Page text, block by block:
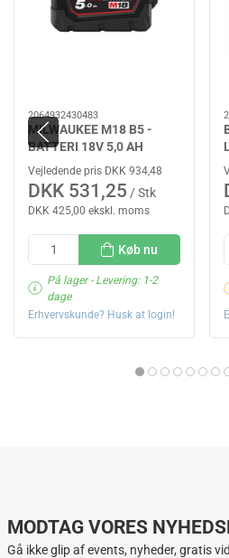
2064932430483
MILWAUKEE M18 B5 -
BATTERI 18V 5,0 AH
Vejledende pris DKK 934,48
DKK 531,25 / Stk
DKK 425,00 ekskl. moms
Køb nu
På lager- Levering: 1-2
dage
Erhvervskunde? Husk at login!
MODTAG VORES
Gå ikke glip af events, nyheder, gratis